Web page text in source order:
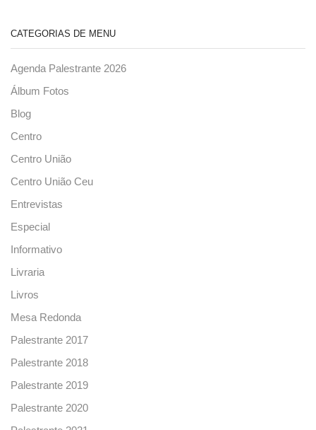
CATEGORIAS DE MENU
Agenda Palestrante 2026
Álbum Fotos
Blog
Centro
Centro União
Centro União Ceu
Entrevistas
Especial
Informativo
Livraria
Livros
Mesa Redonda
Palestrante 2017
Palestrante 2018
Palestrante 2019
Palestrante 2020